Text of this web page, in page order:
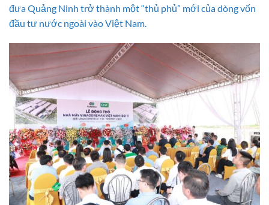
đưa Quảng Ninh trở thành một “thủ phủ” mới của dòng vốn
đầu tư nước ngoài vào Việt Nam.